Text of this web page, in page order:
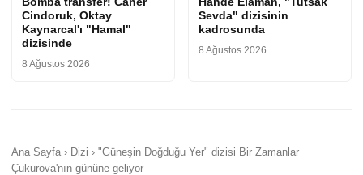
Cindoruk, Oktay
Kaynarcal'ı "Hamal"
dizisinde
8 Ağustos 2026
Sevda" dizisinin
kadrosunda
8 Ağustos 2026
Ana Sayfa › Dizi › "Güneşin Doğduğu Yer" dizisi Bir Zamanlar
Çukurova'nın gününe geliyor